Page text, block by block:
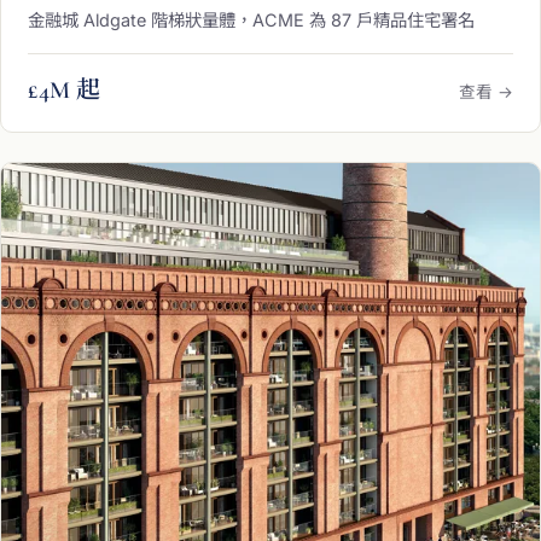
金融城 Aldgate 階梯狀量體，ACME 為 87 戶精品住宅署名
£4M 起 查看 →